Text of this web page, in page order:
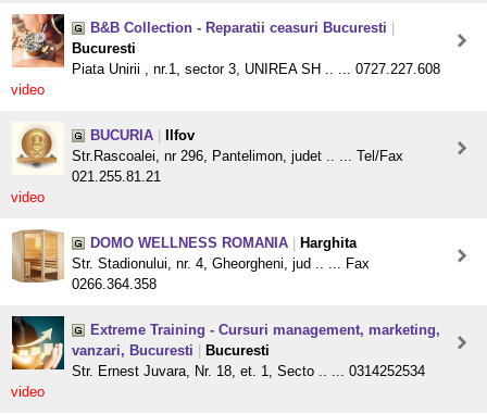
B&B Collection - Reparatii ceasuri Bucuresti
Bucuresti
Piata Unirii , nr.1, sector 3, UNIREA SH .. ... 0727.227.608
video
BUCURIA
Ilfov
Str.Rascoalei, nr 296, Pantelimon, judet .. ... Tel/Fax
021.255.81.21
video
DOMO WELLNESS ROMANIA
Harghita
Str. Stadionului, nr. 4, Gheorgheni, jud .. ... Fax
0266.364.358
Extreme Training - Cursuri management, marketing,
vanzari, Bucuresti
Bucuresti
Str. Ernest Juvara, Nr. 18, et. 1, Secto .. ... 0314252534
video